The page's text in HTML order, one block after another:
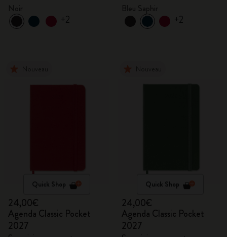
+2 +2
Quick Shop
24,00€
Agenda Classic Pocket
2027
Quick Shop
24,00€
Agenda Classic Pocket
2027